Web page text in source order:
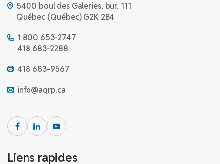
5400 boul des Galeries, bur. 111
Québec (Québec) G2K 2B4
1 800 653-2747
418 683-2288
418 683-9567
info@aqrp.ca
Liens rapides